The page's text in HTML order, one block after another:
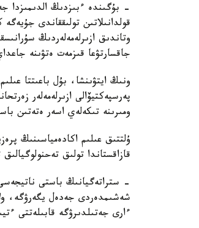
- بۇگىندە ءبىزدىڭ الدىمىزدا
قولدانىلاتىن تولىققاندى
وتاندىق ازىرلەمەلەردىڭ
جاقسارتۋعا قىزمەت ەتۋىنە
ونىڭ ايتۋىنشا، بۇل باعىتتا
پەرسپەكتيۆالى ازىرلەمەلەر
ومىرىنە تىكەلەي اسەر ەتەتىن
ۇلتتىق عىلىم اكادەمياسىنىڭ
قازاقستاندا تولىق
- ستراتەگيانىڭ باستى
شەشىمدەردى جەدەل يگەرۋگە،
ءارى جەتىلدىرۋگە قابىلەتتى